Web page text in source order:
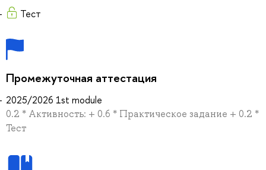
Тест
Промежуточная аттестация
2025/2026 1st module
0.2 * Активность: + 0.6 * Практическое задание + 0.2 *
Тест